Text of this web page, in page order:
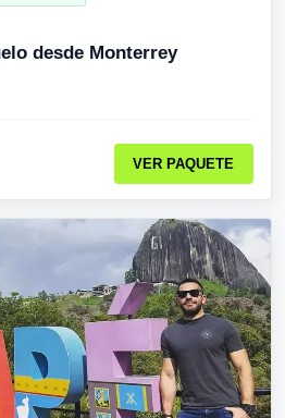
desde Monterrey
VER PAQUETE